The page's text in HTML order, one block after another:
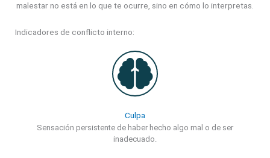
malestar no está en lo que te ocurre, sino en cómo lo interpretas.
Indicadores de conflicto interno:
Culpa
Sensación persistente de haber hecho algo mal o de ser
inadecuado.